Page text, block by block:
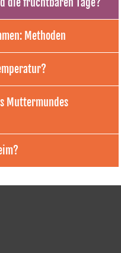
Methoden
Muttermundes